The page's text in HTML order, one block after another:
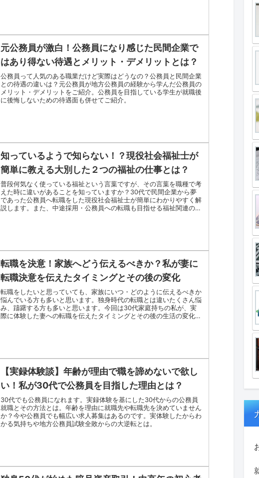
元公務員が激白！公務員になり感じた民間企業で
はあり得ない待遇とメリット・デメリットとは？
公務員って人気のある職業だけど実際はどうなの？公務員と民間企業
との待遇の違いは？元公務員が地方公務員の経験から学んだ公務員の
メリット・デメリットをご紹介。公務員を目指している学生が就職後
に後悔しないための待遇面も併せてご紹介。
知っているようで知らない！？現役社会福祉士が
簡単に教える大別した２つの福祉の仕事とは？
普段何気なく使っている福祉という言葉ですが、その言葉を職種で考
えた時に違いがあることを知っていますか？30代で民間企業から夢
であった公務員へ転職をした現役社会福祉士が簡単にわかりやすく解
説します。また、中途採用・公務員への転職も目指せる福祉関連の就
転職を決意！家族へどう伝えるべきか？私が妻に
転職決意を伝えたタイミングとその後の変化
転職をしたいと思っていても、家族にいつ・どのように伝えるべきか
悩んでいる方も多いと思います。独身時代の転職とは違いたくさん悩
み、躊躇する方も多いと思います。今回は30代家庭持ちの私が、実
際に体験した妻への転職を伝えたタイミングとその後の生活の変化を
【実録体験談】年齢が理由で職を諦めないで欲し
い！私が30代で公務員を目指した理由とは？
30代でも公務員になれます。実録体験を基にした30代からの公務員
就職とその方法とは。年齢を理由に就職先や転職先を決めていません
か？今や公務員でも幅広い求人募集はあるのです。実体験したからわ
かる気持ちや地方公務員試験全敗からの大逆転とは。